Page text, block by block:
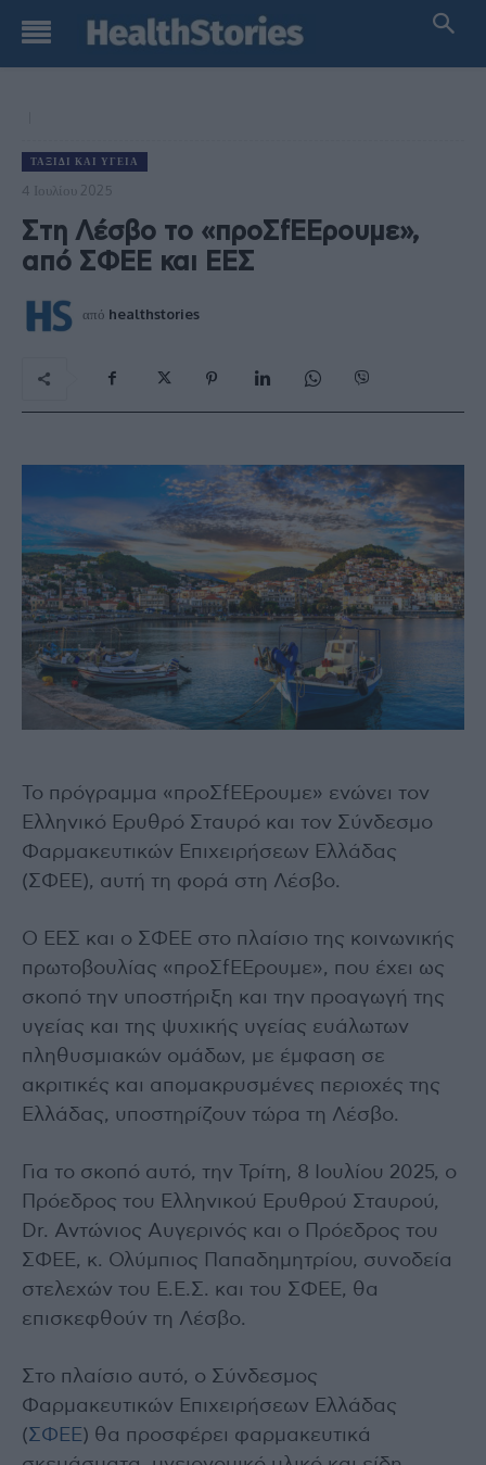
ΤΑΞΊΔΙ ΚΑΙ ΥΓΕΊΑ
4 Ιουλίου 2025
Στη Λέσβο το «προΣfΕΕρουμε»,
από ΣΦΕΕ και ΕΕΣ
από healthstories
Το πρόγραμμα «προΣfΕΕρουμε» ενώνει τον
Ελληνικό Ερυθρό Σταυρό και τον Σύνδεσμο
Φαρμακευτικών Επιχειρήσεων Ελλάδας
(ΣΦΕΕ), αυτή τη φορά στη Λέσβο.
Ο ΕΕΣ και ο ΣΦΕΕ στο πλαίσιο της κοινωνικής
πρωτοβουλίας «προΣfΕΕρουμε», που έχει ως
σκοπό την υποστήριξη και την προαγωγή της
υγείας και της ψυχικής υγείας ευάλωτων
πληθυσμιακών ομάδων, με έμφαση σε
ακριτικές και απομακρυσμένες περιοχές της
Ελλάδας, υποστηρίζουν τώρα τη Λέσβο.
Για το σκοπό αυτό, την Τρίτη, 8 Ιουλίου 2025, ο
Πρόεδρος του Ελληνικού Ερυθρού Σταυρού,
Dr. Αντώνιος Αυγερινός και ο Πρόεδρος του
ΣΦΕΕ, κ. Ολύμπιος Παπαδημητρίου, συνοδεία
στελεχών του Ε.Ε.Σ. και του ΣΦΕΕ, θα
επισκεφθούν τη Λέσβο.
Στο πλαίσιο αυτό, ο Σύνδεσμος
Φαρμακευτικών Επιχειρήσεων Ελλάδας
(ΣΦΕΕ) θα προσφέρει φαρμακευτικά